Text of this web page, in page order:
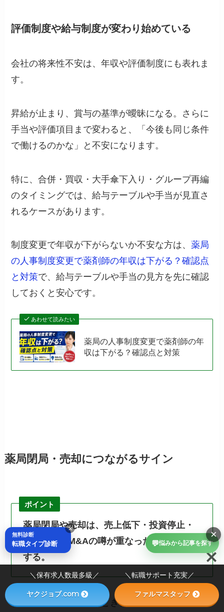
評価制度や給与制度が変わり始めている
会社の将来性不安は、年収や評価制度にも表れま
す。
昇給が止まり、賞与の基準が曖昧になる。さらに
手当や評価項目まで変わると、「今後も同じ条件
で働けるのかな」と不安になります。
特に、合併・買収・大手傘下入り・グループ再編
のタイミングでは、給与テーブルや手当が見直さ
れるケースがあります。
制度変更で年収が下がらないか不安な方は、薬局
の人事制度変更で薬剤師の年収は下がる？確認点
と対策で、給与テーブルや手当の見方を先に確認
しておくと安心です。
あわせて読みたい
薬局の人事制度変更で薬剤師の年
収は下がる？確認点と対策
薬局閉局・売却につながるサイン
ポイント
薬局閉局や売却は、売上低下・投資停止・
本部面談・M&Aの噂が重なったときに注意
する。
職場の将来性が不安なとき、最も気になるのが薬
💬悩みから記事を探す
×
×
無料診断
転職タイプ診断
＼保有求人数最多級／ ＼転職サポート充実／
ヤクジョブ.com ファルマスタッフ